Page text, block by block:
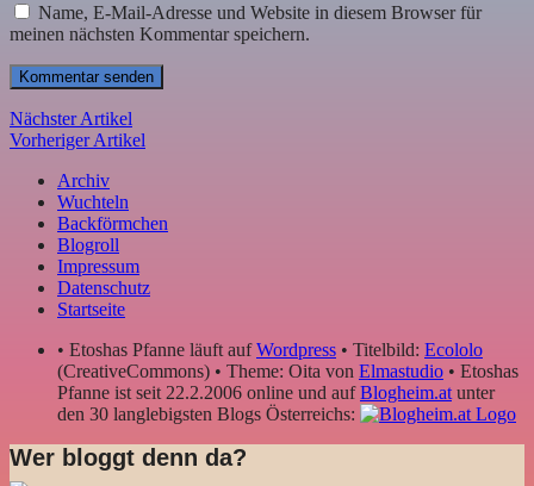
Name, E-Mail-Adresse und Website in diesem Browser für
meinen nächsten Kommentar speichern.
Nächster Artikel
Vorheriger Artikel
Archiv
Wuchteln
Backförmchen
Blogroll
Impressum
Datenschutz
Startseite
• Etoshas Pfanne läuft aufWordpress • Titelbild: Ecololo
(CreativeCommons) • Theme: Oita von Elmastudio • Etoshas
Pfanne ist seit 22.2.2006 online und aufBlogheim.at unter
den 30 langlebigsten Blogs Österreichs:
Wer bloggt denn da?